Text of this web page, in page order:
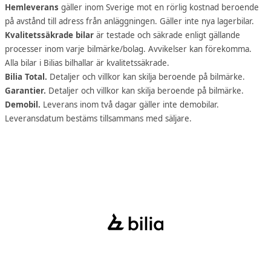
Hemleverans gäller inom Sverige mot en rörlig kostnad beroende
på avstånd till adress från anläggningen. Gäller inte nya lagerbilar.
Kvalitetssäkrade bilar är testade och säkrade enligt gällande
processer inom varje bilmärke/bolag. Avvikelser kan förekomma.
Alla bilar i Bilias bilhallar är kvalitetssäkrade.
Bilia Total. Detaljer och villkor kan skilja beroende på bilmärke.
Garantier. Detaljer och villkor kan skilja beroende på bilmärke.
Demobil. Leverans inom två dagar gäller inte demobilar.
Leveransdatum bestäms tillsammans med säljare.